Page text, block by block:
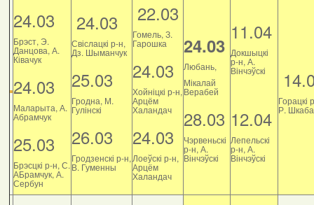
24.03
Брэст, Э.
Данцова, А.
Ківачук
24.03
Маларыта, А.
Абрамчук
25.03
Брэсцкі р-н, С.
АБрамчук, А.
Сербун
24.03
Свіслацкі р-н,
Дз. Шыманчук
25.03
Гродна, М.
Гулінскі
26.03
Гродзенскі р-н,
В. Гуменны
22.03
Гомель, З.
Гарошка
24.03
Хойніцкі р-н,
Арцём
Халандач
24.03
Лоеўскі р-н,
Арцём
Халандач
24.03
Любань,
Мікалай
Верабей
28.03
Чэрвеньскі
р-н, А.
Вінчэўскі
11.04
Докшыцкі
р-н, А.
Вінчэўскі
12.04
Лепельскі
р-н, А.
Вінчэўскі
Горацкі
Р.